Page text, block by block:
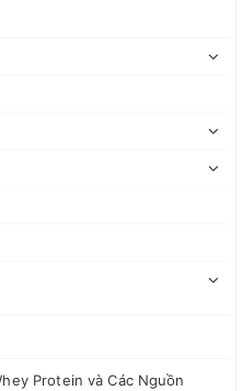
Protein và Các Nguồn